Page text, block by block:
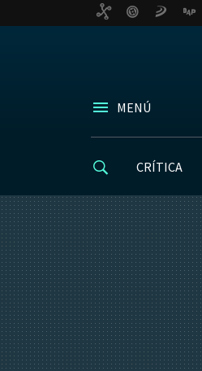
MENÚ
CRÍTICA